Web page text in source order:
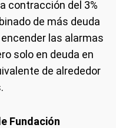
contracción del 3%
de más deuda
las alarmas
solo en deuda en
de alrededor
Fundación